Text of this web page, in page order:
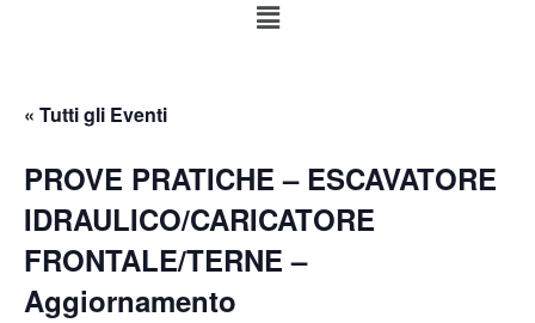
« Tutti gli Eventi
PROVE PRATICHE – ESCAVATORE
IDRAULICO/CARICATORE
FRONTALE/TERNE –
Aggiornamento